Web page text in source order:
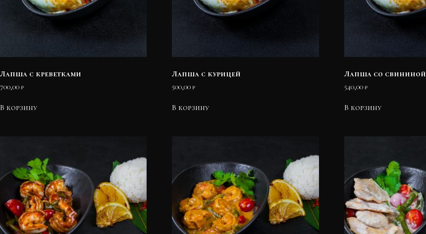
Лапша с креветками
700,00 ₽
В корзину
Лапша с курицей
500,00 ₽
В корзину
Лапша со свининой
540,00 ₽
В корзину